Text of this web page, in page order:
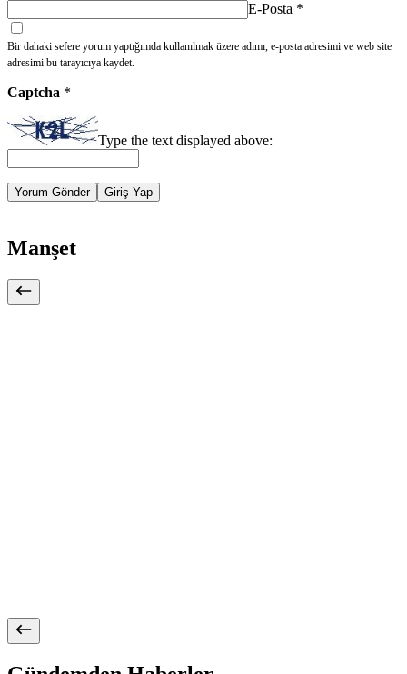
E-Posta *
Bir dahaki sefere yorum yaptığımda kullanılmak üzere adımı, e-posta adresimi ve web site
adresimi bu tarayıcıya kaydet.
Captcha *
Type the text displayed above:
Yorum Gönder Giriş Yap
Manşet